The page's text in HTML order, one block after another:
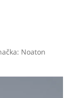
Noaton